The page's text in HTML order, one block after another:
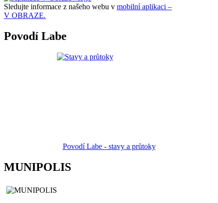
Sledujte informace z našeho webu v mobilní aplikaci –
V OBRAZE.
Povodí Labe
Povodí Labe - stavy a průtoky
MUNIPOLIS